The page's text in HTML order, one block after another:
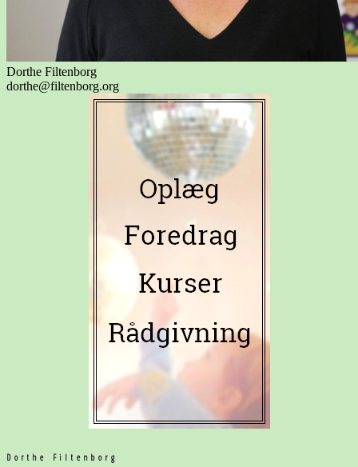
Dorthe Filtenborg
dorthe@filtenborg.org
Dorthe Filtenborg